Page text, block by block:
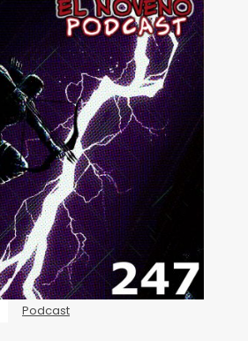
Podcast